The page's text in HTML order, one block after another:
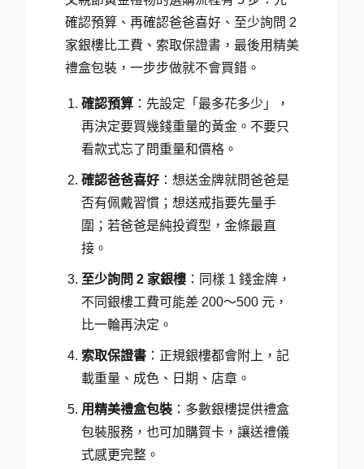
確認預算、再確認爸爸喜好、至少詢問 2
家銀樓比工費、索取保證書，最後用精美
禮盒包裝，一步步做就不會買錯。
確認預算 ：先設定「最多花多少」，
再決定要買幾錢重量的黃金。不要只
看款式忘了問重量和價格。
確認爸爸喜好 ：想送金牌就問爸爸是
否有佩戴習慣；想送戒指要先量手
圍；若爸爸是純投資型，金條最直
接。
至少詢問 2 家銀樓 ：同樣 1 錢金牌，
不同銀樓工費可能差 200～500 元，
比一輪再決定。
索取保證書 ：正規銀樓都會附上，記
載重量、成色、日期、店章。
用精美禮盒包裝 ：多數銀樓提供禮盒
包裝服務，也可加購賀卡，讓送禮儀
式感更完整。